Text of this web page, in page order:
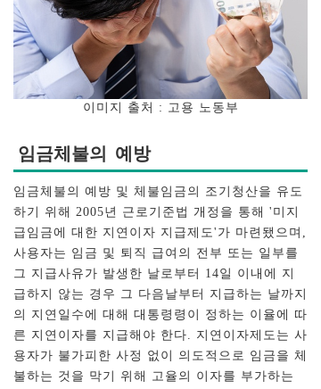
이미지 출처 : 고용 노동부
임금체불의 예방
임금체불의 예방 및 체불임금의 조기청산을 유도
하기 위해 2005년 근로기준법 개정을 통해 '미지
급임금에 대한 지연이자 지급제도'가 마련됐으며,
사용자는 임금 및 퇴직 급여의 전부 또는 일부를
그 지급사유가 발생한 날로부터 14일 이내에 지
급하지 않는 경우 그 다음날부터 지급하는 날까지
의 지연일수에 대해 대통령령이 정하는 이율에 따
른 지연이자를 지급해야 한다. 지연이자제도는 사
용자가 불가피한 사정 없이 의도적으로 임금을 체
불하는 것을 막기 위해 고율의 이자를 부가하는